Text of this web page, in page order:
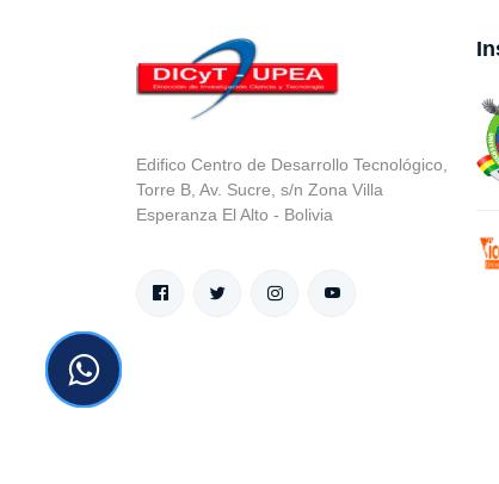
Edifico Centro de Desarrollo Tecnológico,
Torre B, Av. Sucre, s/n Zona Villa
Esperanza El Alto - Bolivia